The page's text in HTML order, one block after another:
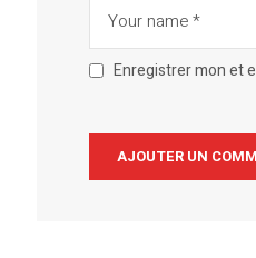
Enregistrer mon et